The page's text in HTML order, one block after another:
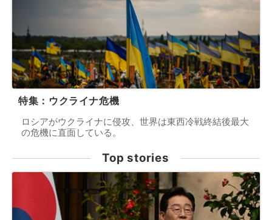
特集：ウクライナ危機
ロシアがウクライナに侵攻、世界は東西冷戦終結後最大
の危機に直面している。
Top stories